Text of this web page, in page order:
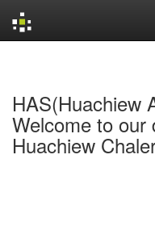
HAS(Huachiew
Welcome to our
Huachiew